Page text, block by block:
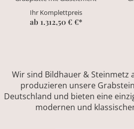
Ihr Komplettpreis
ab 1.312,50 € €*
Wir sind Bildhauer & Steinmetz
produzieren unsere
Deutschland und bieten eine
modernen und